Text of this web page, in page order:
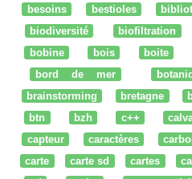
besoins
bestioles
biodiversité
biofiltration
bobine
bois boite
bord de mer
brainstorming
bretagne
btn
bzh c++
capteur
caractères
carte
carte sd cartes